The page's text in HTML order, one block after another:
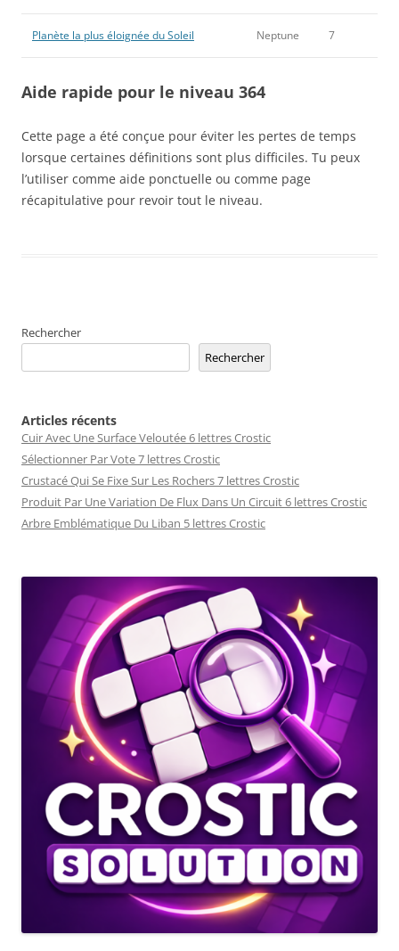
Planète la plus éloignée du Soleil Neptune 7
Aide rapide pour le niveau 364
Cette page a été conçue pour éviter les pertes de temps
lorsque certaines définitions sont plus difficiles. Tu peux
l’utiliser comme aide ponctuelle ou comme page
récapitulative pour revoir tout le niveau.
Rechercher
Rechercher
Articles récents
Cuir Avec Une Surface Veloutée 6 lettres Crostic
Sélectionner Par Vote 7 lettres Crostic
Crustacé Qui Se Fixe Sur Les Rochers 7 lettres Crostic
Produit Par Une Variation De Flux Dans Un Circuit 6 lettres Crostic
Arbre Emblématique Du Liban 5 lettres Crostic